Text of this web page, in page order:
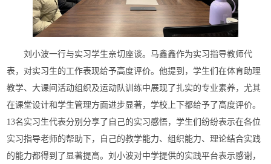
刘小波一行与实习学生亲切座谈。马鑫鑫作为实习指导教师代
表，对实习生的工作表现给予高度评价。他提到，学生们在体育助理
教学、大课间活动组织及运动队训练中展现了扎实的专业素养，尤其
在课堂设计和学生管理方面进步显著，学校上下都给予了高度评价。
13名实习生代表分别分享了自己的实习感悟，学生们纷纷表示在各位
实习指导老师的帮助下，自己的教学能力、组织能力、理论结合实践
的能力都得到了显著提高。刘小波对中学提供的实践平台表示感谢，